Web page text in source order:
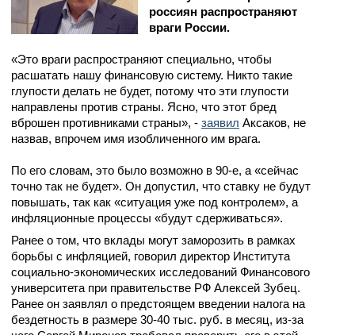
россиян распространяют
враги России.
«Это враги распространяют специально, чтобы
расшатать нашу финансовую систему. Никто такие
глупости делать не будет, потому что эти глупости
направлены против страны. Ясно, что этот бред
вброшен противниками страны», - заявил Аксаков, не
назвав, впрочем имя изобличенного им врага.
По его словам, это было возможно в 90-е, а «сейчас
точно так не будет». Он допустил, что ставку не будут
повышать, так как «ситуация уже под контролем», а
инфляционные процессы «будут сдерживаться».
Ранее о том, что вклады могут заморозить в рамках
борьбы с инфляцией, говорил директор Института
социально-экономических исследований Финансового
университета при правительстве РФ Алексей Зубец.
Ранее он заявлял о предстоящем введении налога на
бездетность в размере 30-40 тыс. руб. в месяц, из-за